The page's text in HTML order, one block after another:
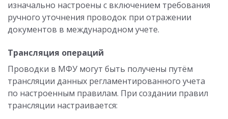
изначально настроены с включением требования
ручного уточнения проводок при отражении
документов в международном учете.
Трансляция операций
Проводки в МФУ могут быть получены путём
трансляции данных регламентированного учета
по настроенным правилам. При создании правил
трансляции настраивается: